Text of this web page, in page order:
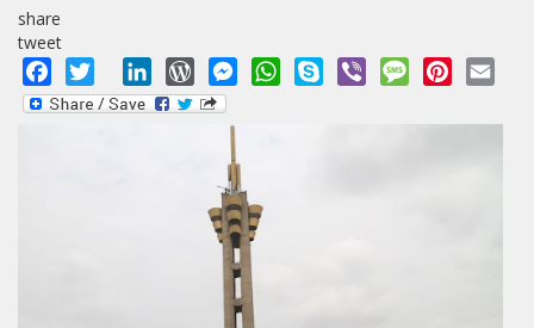
share
tweet
Facebook
Twitter LinkedInWordPressMessengerWhatsApp
Skype Viber MessagePinterest